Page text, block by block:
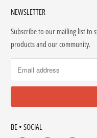
NEWSLETTER
Subscribe to our mailing list to
products and our community.
BE • SOCIAL